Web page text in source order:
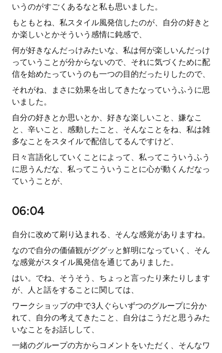
いうのがすごくあるなと私も思いました。
もともとね、私スタイル風発信したのが、自分の好きと
か楽しいとかそういう感情に鈍感で、
何が好きなんだっけみたいな、私は何が楽しいんだっけ
っていうことが分からないので、それに気づくために配
信を始めたっていうのも一つの目的だったりしたので、
それがね、まさに効果を出してきたなっていうふうに思
いました。
自分の好きとか思いとか、好きな楽しいこと、嫌なこ
と、辛いこと、感動したこと、そんなことをね、私は雑
多なことをスタイルで配信してるんですけど、
日々言語化していくことによって、私ってこういうふう
に思うんだな、私ってこういうことに心が動くんだなっ
ていうことが、
06:04
自分に改めて刷り込まれる、そんな感覚がありますね。
なので自分の価値観がググッと鮮明になっていく、そん
な感覚がスタイル風発信を通じてありました。
はい。でね、そうそう、ちょっと言ったり来たりします
が、人と話をすることに関しては、
ワークショップの中で3人ぐらいずつのグループに分か
れて、自分の考えてきたこと、自分はこうだと思うみた
いなことをお話しして、
一緒のグループの方からコメントをいただく、そんなワ